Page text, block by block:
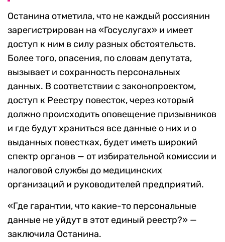
Останина отметила, что не каждый россиянин
зарегистрирован на «Госуслугах» и имеет
доступ к ним в силу разных обстоятельств.
Более того, опасения, по словам депутата,
вызывает и сохранность персональных
данных. В соответствии с законопроектом,
доступ к Реестру повесток, через который
должно происходить оповещение призывников
и где будут храниться все данные о них и о
выданных повестках, будет иметь широкий
спектр органов — от избирательной комиссии и
налоговой службы до медицинских
организаций и руководителей предприятий.
«Где гарантии, что какие-то персональные
данные не уйдут в этот единый реестр?» —
заключила Останина.